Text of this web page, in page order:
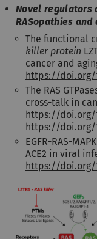
Novel regulators
RASopathies
The functional
killer protein
cancer and
https://doi.org/
The RAS
cross-talk in
https://doi.org/
https://doi.org/
EGFR-RAS-
ACE2 in viral
https://doi.org/